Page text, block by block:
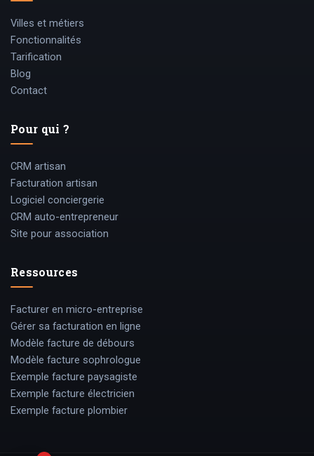
Villes et métiers
Fonctionnalités
Tarification
Blog
Contact
Pour qui ?
CRM artisan
Facturation artisan
Logiciel conciergerie
CRM auto-entrepreneur
Site pour association
Ressources
Facturer en micro-entreprise
Gérer sa facturation en ligne
Modèle facture de débours
Modèle facture sophrologue
Exemple facture paysagiste
Exemple facture électricien
Exemple facture plombier